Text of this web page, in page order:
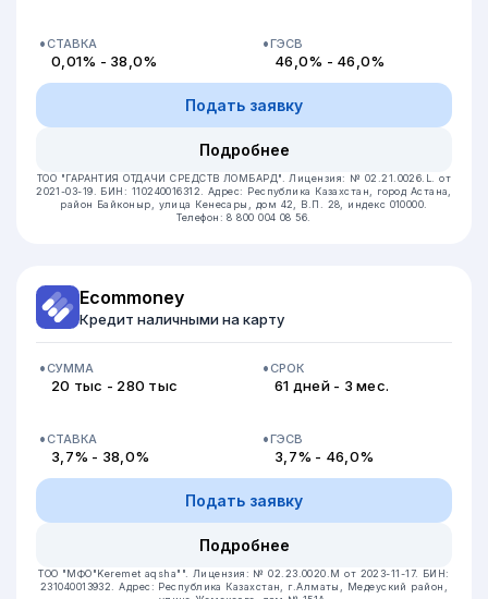
СТАВКА
0,01% - 38,0%
ГЭСВ
46,0% - 46,0%
Подать заявку
Подробнее
ТОО "ГАРАНТИЯ ОТДАЧИ СРЕДСТВ ЛОМБАРД". Лицензия: № 02.21.0026.L. от
2021-03-19. БИН: 110240016312.Адрес: Республика Казахстан, город Астана,
район Байконыр, улица Кенесары, дом 42, В.П. 28, индекс 010000.
Телефон: 8 800 004 08 56.
Ecommoney
Кредит наличными на карту
СУММА
20 тыс - 280 тыс
СРОК
61 дней - 3 мес.
СТАВКА
3,7% - 38,0%
ГЭСВ
3,7% - 46,0%
Подать заявку
Подробнее
ТОО "МФО"Keremet aqsha"". Лицензия: № 02.23.0020.М от 2023-11-17. БИН:
231040013932.Адрес: Республика Казахстан, г.Алматы, Медеуский район,